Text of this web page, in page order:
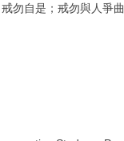
勿自是；戒勿與人爭